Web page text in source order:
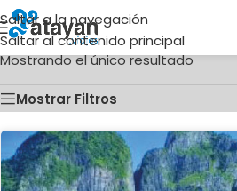
Saltar a la navegación
Saltar al contenido principal
Inicio/Ciudades del producto
Mostrando el único resultado
Mostrar Filtros